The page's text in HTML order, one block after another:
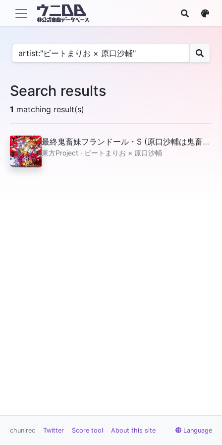
Search results
1 matching result(s)
最終鬼畜妹フランドール・S (原口沙輔は鬼畜なのか？remix)
東方Project · ビートまりお × 原口沙輔
chunirec Twitter Score tool About this site Language